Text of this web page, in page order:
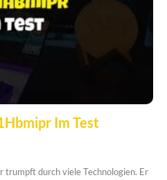
Im Test
durch viele Technologien. Er